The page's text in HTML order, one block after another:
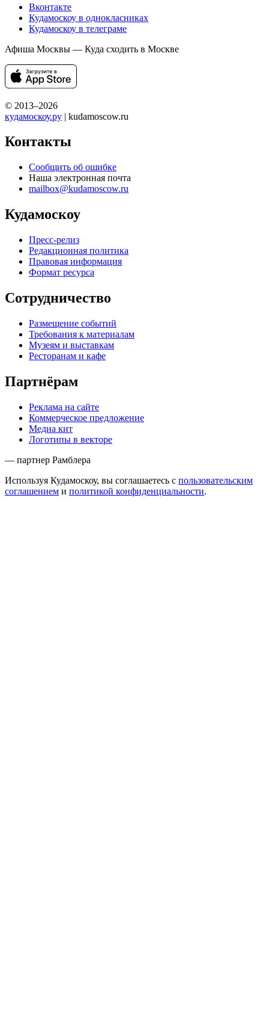
Вконтакте
Кудамоскоу в однокласниках
Кудамоскоу в телеграме
Афиша Москвы — Куда сходить в Москве
© 2013–2026
кудамоскоу.ру | kudamoscow.ru
Контакты
Сообщить об ошибке
Наша электронная почта
mailbox@kudamoscow.ru
Кудамоскоу
Пресс-релиз
Редакционная политика
Правовая информация
Формат ресурса
Сотрудничество
Размещение событий
Требования к материалам
Музеям и выставкам
Ресторанам и кафе
Партнёрам
Реклама на сайте
Коммерческое предложение
Медиа кит
Логотипы в векторе
— партнер Рамблера
Используя Кудамоскоу, вы соглашаетесь с пользовательским
соглашением и политикой конфиденциальности.